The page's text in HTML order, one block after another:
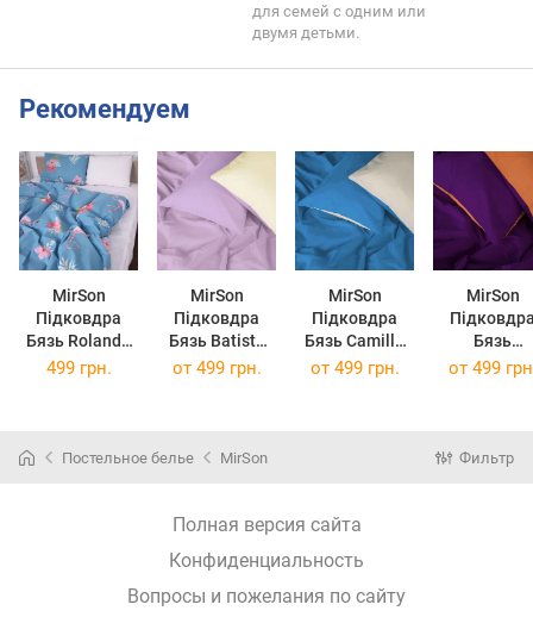
для семей с одним или
двумя детьми.
Рекомендуем
MirSon
Підковдра
Бязь Rolando
№96INT 110 x
MirSon
Підковдра
Бязь Batista
110 x 140 см
MirSon
Підковдра
Бязь Camillo
110 x 140 см
MirSon
Бязь
Christiano 110
499 грн. от 499 грн. от 499 грн. от 499
Постельное белье MirSon Фильтр
Полная версия сайта
Конфиденциальность
Вопросы и пожелания по сайту